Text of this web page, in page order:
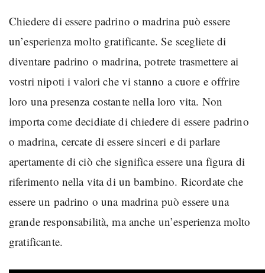
Chiedere di essere padrino o madrina può essere
un’esperienza molto gratificante. Se scegliete di
diventare padrino o madrina, potrete trasmettere ai
vostri nipoti i valori che vi stanno a cuore e offrire
loro una presenza costante nella loro vita. Non
importa come decidiate di chiedere di essere padrino
o madrina, cercate di essere sinceri e di parlare
apertamente di ciò che significa essere una figura di
riferimento nella vita di un bambino. Ricordate che
essere un padrino o una madrina può essere una
grande responsabilità, ma anche un’esperienza molto
gratificante.